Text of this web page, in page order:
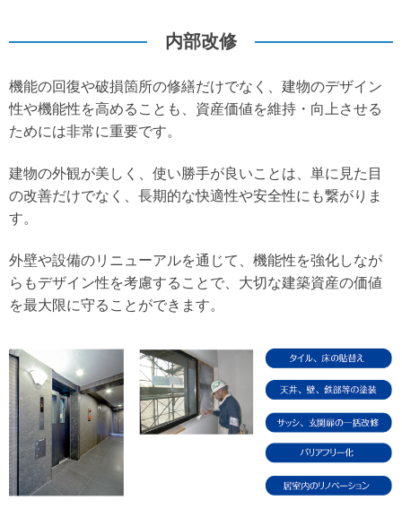
内部改修
機能の回復や破損箇所の修繕だけでなく、建物のデザイン
性や機能性を高めることも、資産価値を維持・向上させる
ためには非常に重要です。
建物の外観が美しく、使い勝手が良いことは、単に見た目
の改善だけでなく、長期的な快適性や安全性にも繋がりま
す。
外壁や設備のリニューアルを通じて、機能性を強化しなが
らもデザイン性を考慮することで、大切な建築資産の価値
を最大限に守ることができます。